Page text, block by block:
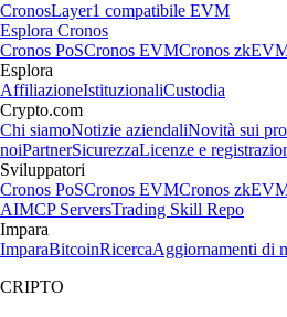
CronosLayer1 compatibile EVM
Esplora Cronos
Cronos PoSCronos EVMCronos
Esplora
AffiliazioneIstituzionaliCustodia
Crypto.com
Chi siamoNotizie aziendaliNovità sui
noiPartnerSicurezzaLicenze e
Sviluppatori
Cronos PoSCronos EVMCronos
AIMCP ServersTrading Skill Repo
Impara
ImparaBitcoinRicercaAggiornamenti di
CRIPTO